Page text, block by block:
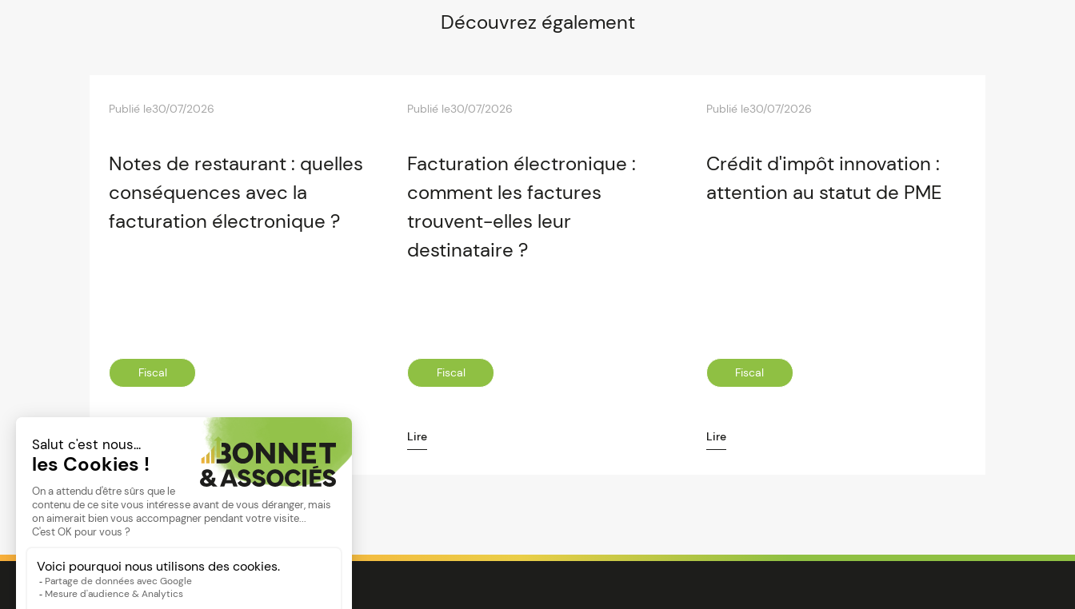
Découvrez également
Publié le30/07/2026
Notes de restaurant : quelles
conséquences avec la
facturation électronique ?
Fiscal
Publié le30/07/2026
Facturation électronique :
comment les factures
trouvent-elles leur
destinataire ?
Fiscal
Lire
Publié le30/07/2026
Crédit d'impôt innovation :
attention au statut de PME
Fiscal
Lire